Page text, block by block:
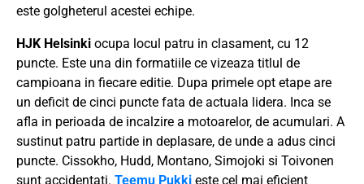
este golgheterul acestei echipe.
HJK Helsinki ocupa locul patru in clasament, cu 12
puncte. Este una din formatiile ce vizeaza titlul de
campioana in fiecare editie. Dupa primele opt etape are
un deficit de cinci puncte fata de actuala lidera. Inca se
afla in perioada de incalzire a motoarelor, de acumulari. A
sustinut patru partide in deplasare, de unde a adus cinci
puncte. Cissokho, Hudd, Montano, Simojoki si Toivonen
sunt accidentati. Teemu Pukki este cel mai eficient